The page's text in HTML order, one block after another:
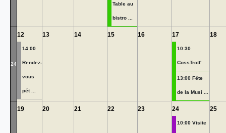
Table au
bistro ...
24
12
14:00
Rendez-
vous
pét ...
13 14 15 16 17
10:30
CossTrott'
13:00 Fête
de la Musi ...
18
19 20 21 22 23 24
10:00 Visite
25